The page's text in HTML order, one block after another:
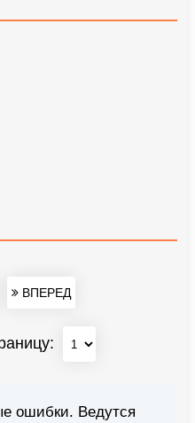
ВПЕРЕД
ошибки. Ведутся